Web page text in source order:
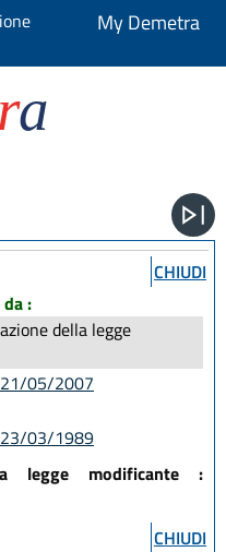
My Demetra
a
CHIUDI
:
della legge
21/05/2007
23/03/1989
legge modificante :
CHIUDI